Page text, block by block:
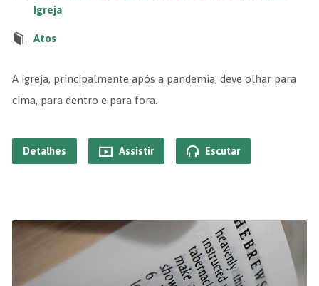
Igreja
Atos
A igreja, principalmente após a pandemia, deve olhar para
cima, para dentro e para fora.
Detalhes Assistir Escutar